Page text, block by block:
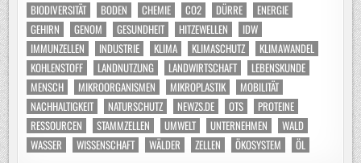
BIODIVERSITÄT
BODEN CHEMIE CO2 DÜRRE
ENERGIE
GEHIRN
GENOM GESUNDHEIT HITZEWELLEN
IDW
IMMUNZELLEN
INDUSTRIE KLIMA KLIMASCHUTZ
KLIMAWANDEL
KOHLENSTOFF
LANDNUTZUNG LANDWIRTSCHAFT
LEBENSKUNDE
MENSCH
MIKROORGANISMEN MIKROPLASTIK
MOBILITÄT
NACHHALTIGKEIT
NATURSCHUTZ NEWZS.DE OTS
PROTEINE
RESSOURCEN
STAMMZELLEN UMWELT UNTERNEHMEN
WALD
WASSER
WISSENSCHAFT WÄLDER ZELLEN ÖKOSYSTEM ÖL